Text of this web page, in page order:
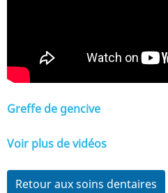
Greffe de gencive
Voir plus de vidéos
Retour aux soins dentaires